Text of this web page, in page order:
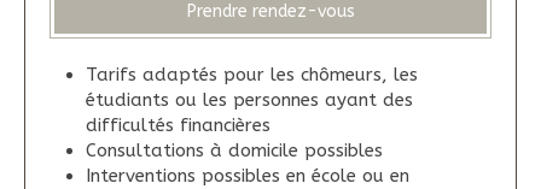
Prendre rendez-vous
Tarifs adaptés pour les chômeurs, les
étudiants ou les personnes ayant des
difficultés financières
Consultations à domicile possibles
Interventions possibles en école ou en